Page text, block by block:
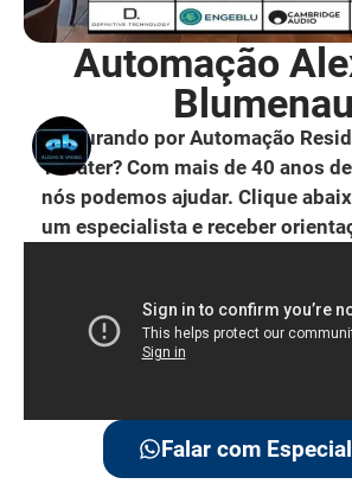
Automação
Blumenau
Procurando por Automação
Theater? Com mais de 40 anos
nós podemos ajudar. Clique
um especialista e receber
Falar com